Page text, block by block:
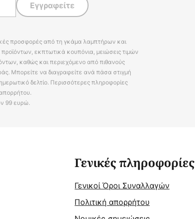
Εγγραφείτε
προσφορές από τη γκάμα λαμπτήρων και
εκπτωτικά κουπόνια, μειώσεις τιμών
καθώς και περιεχόμενο από πιθανούς
Μπορείτε να διαγραφείτε ανά πάσα στιγμή
δελτίο. Περισσότερες πληροφορίες
99 ευρώ.
Γενικές πληροφορίες
Γενικοί Όροι Συναλλαγών
Πολιτική απορρήτου